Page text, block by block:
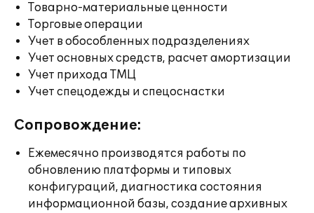
Товарно-материальные ценности
Торговые операции
Учет в обособленных подразделениях
Учет основных средств, расчет амортизации
Учет прихода ТМЦ
Учет спецодежды и спецоснастки
Сопровождение:
Ежемесячно производятся работы по
обновлению платформы и типовых
конфигураций, диагностика состояния
информационной базы, создание архивных